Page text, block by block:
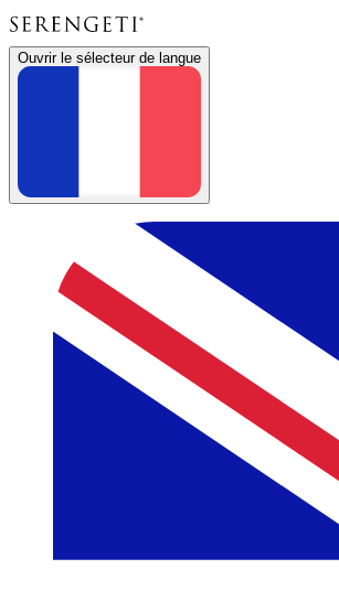
Ouvrir le sélecteur de langue